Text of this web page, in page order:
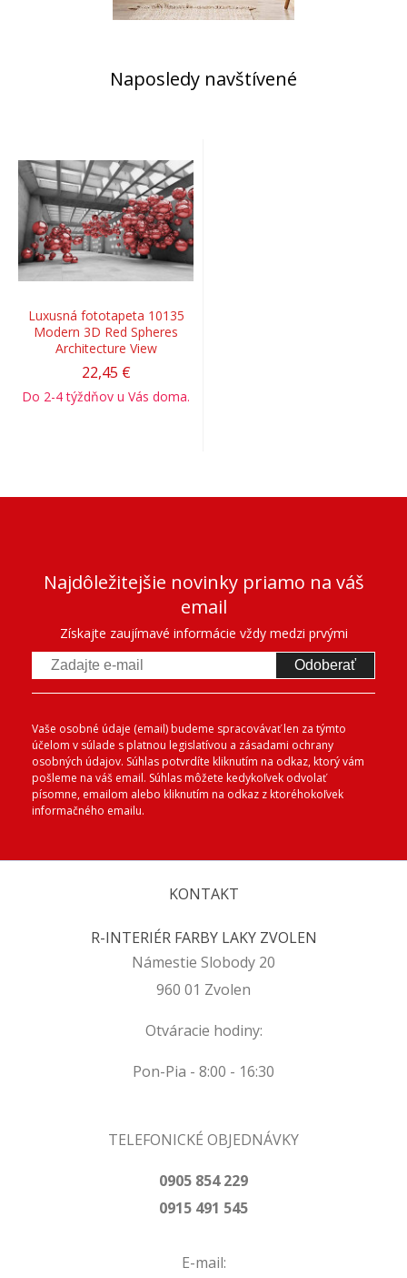
Naposledy navštívené
Luxusná fototapeta 10135
Modern 3D Red Spheres
Architecture View
22,45 €
Do 2-4 týždňov u Vás doma.
Najdôležitejšie novinky priamo na váš
email
Získajte zaujímavé informácie vždy medzi prvými
Odoberať
Vaše osobné údaje (email) budeme spracovávať len za týmto
účelom v súlade s platnou legislatívou a zásadami ochrany
osobných údajov. Súhlas potvrdíte kliknutím na odkaz, ktorý vám
pošleme na váš email. Súhlas môžete kedykoľvek odvolať
písomne, emailom alebo kliknutím na odkaz z ktoréhokoľvek
informačného emailu.
KONTAKT
R-INTERIÉR FARBY LAKY ZVOLEN
Námestie Slobody 20
960 01 Zvolen
Otváracie hodiny:
Pon-Pia - 8:00 - 16:30
TELEFONICKÉ OBJEDNÁVKY
0905 854 229
0915 491 545
E-mail: